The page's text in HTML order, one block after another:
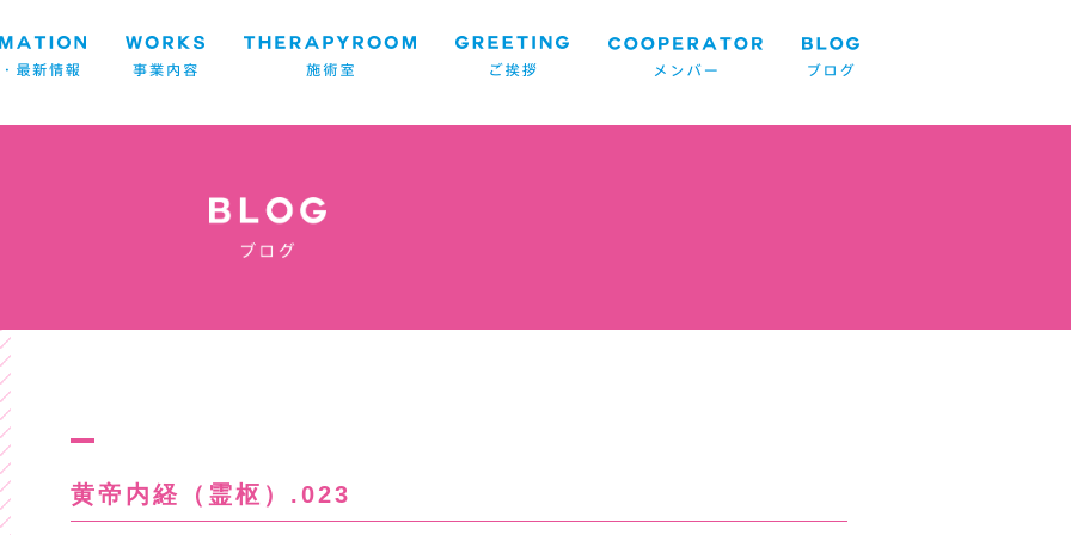
黄帝内経（霊枢）.023